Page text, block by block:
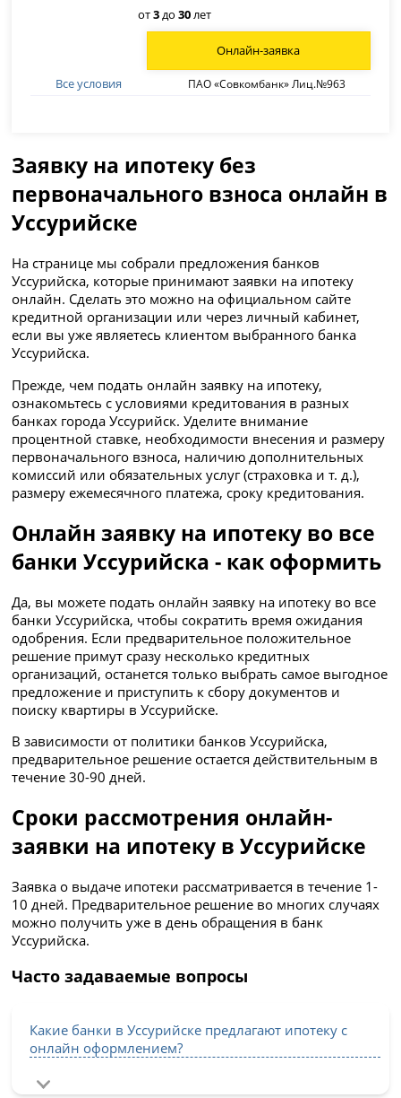
от3до30лет
Все условия ПАО «Совкомбанк» Лиц.№963
Онлайн-заявка
Заявку на ипотеку без
первоначального взноса онлайн в
Уссурийске
На странице мы собрали предложения банков
Уссурийска, которые принимают заявки на ипотеку
онлайн. Сделать это можно на официальном сайте
кредитной организации или через личный кабинет,
если вы уже являетесь клиентом выбранного банка
Уссурийска.
Прежде, чем подать онлайн заявку на ипотеку,
ознакомьтесь с условиями кредитования в разных
банках города Уссурийск. Уделите внимание
процентной ставке, необходимости внесения и размеру
первоначального взноса, наличию дополнительных
комиссий или обязательных услуг (страховка и т. д.),
размеру ежемесячного платежа, сроку кредитования.
Онлайн заявку на ипотеку во все
банки Уссурийска - как оформить
Да, вы можете подать онлайн заявку на ипотеку во все
банки Уссурийска, чтобы сократить время ожидания
одобрения. Если предварительное положительное
решение примут сразу несколько кредитных
организаций, останется только выбрать самое выгодное
предложение и приступить к сбору документов и
поиску квартиры в Уссурийске.
В зависимости от политики банков Уссурийска,
предварительное решение остается действительным в
течение 30-90 дней.
Сроки рассмотрения онлайн-
заявки на ипотеку в Уссурийске
Заявка о выдаче ипотеки рассматривается в течение 1-
10 дней. Предварительное решение во многих случаях
можно получить уже в день обращения в банк
Уссурийска.
Часто задаваемые вопросы
Какие банки в Уссурийске предлагают ипотеку с
онлайн оформлением?